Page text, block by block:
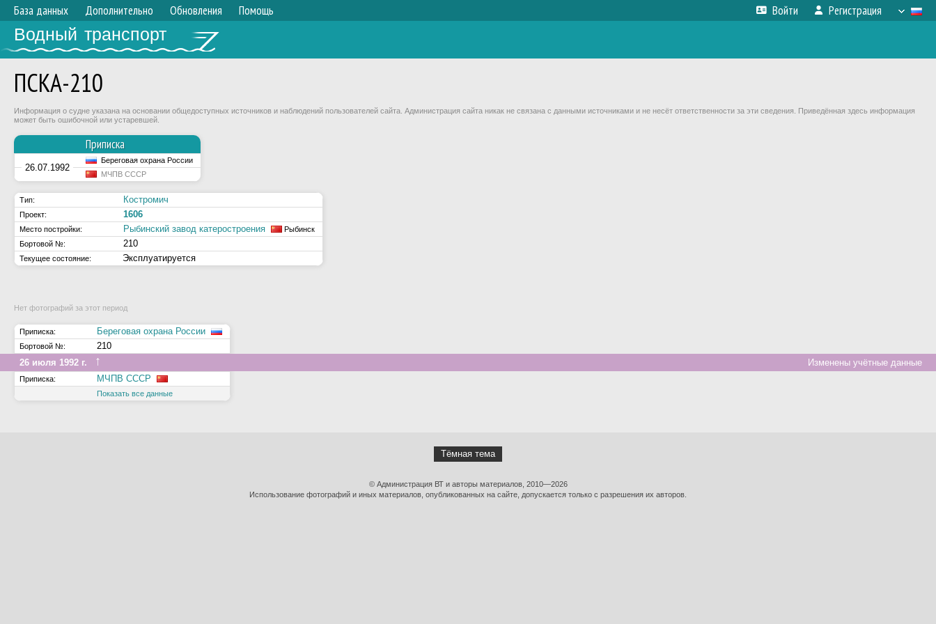
База данных Дополнительно Обновления Помощь Войти Регистрация
Водный транспорт
ПСКА-210
Информация о судне указана на основании общедоступных источников и наблюдений пользователей сайта. Администрация сайта никак не связана с данными источниками и не несёт ответственности за эти сведения. Приведённая здесь информация
может быть ошибочной или устаревшей.
Приписка
26.07.1992
Береговая охрана России
МЧПВ СССР
Тип: Костромич
Проект: 1606
Место постройки: Рыбинский завод катеростроения
Рыбинск
Бортовой №:
210
Текущее состояние: Эксплуатируется
Нет фотографий за этот период
Приписка: Береговая охрана России
Бортовой №:
210
Изменены учётные данные
26 июля 1992 г. ↑
Приписка: МЧПВ СССР
Показать все данные
Тёмная тема
© Администрация ВТ и авторы материалов, 2010—2026
Использование фотографий и иных материалов, опубликованных на сайте, допускается только с разрешения их авторов.